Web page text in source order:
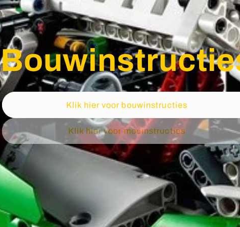
Klik hier voor bouwinstructies
Klik hier voor mocinstructies